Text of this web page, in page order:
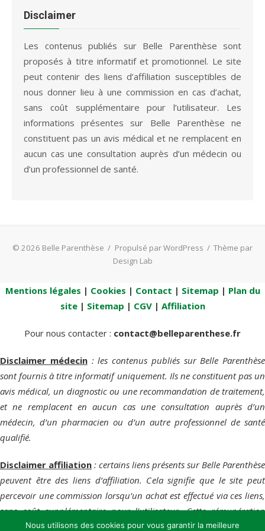
84,95 €.
Disclaimer
Les contenus publiés sur Belle Parenthèse sont
proposés à titre informatif et promotionnel. Le site
peut contenir des liens d’affiliation susceptibles de
nous donner lieu à une commission en cas d’achat,
sans coût supplémentaire pour l’utilisateur. Les
informations présentes sur Belle Parenthèse ne
constituent pas un avis médical et ne remplacent en
aucun cas une consultation auprès d’un médecin ou
d’un professionnel de santé.
© 2026 Belle Parenthèse / Propulsé par WordPress / Thème par
Design Lab
Mentions légales | Cookies | Contact | Sitemap | Plan du
site| Sitemap | CGV| Affiliation
Pour nous contacter : contact@belleparenthese.fr
Disclaimer médecin: les contenus publiés sur Belle Parenthèse
sont fournis à titre informatif uniquement. Ils ne constituent pas un
avis médical, un diagnostic ou une recommandation de traitement,
et ne remplacent en aucun cas une consultation auprès d’un
médecin, d’un pharmacien ou d’un autre professionnel de santé
qualifié.
Disclaimer affiliation : certains liens présents sur Belle Parenthèse
peuvent être des liens d’affiliation. Cela signifie que le site peut
percevoir une commission lorsqu’un achat est effectué via ces liens,
sans coût supplémentaire pour l’utilisateur. Cette rémunération
contribue au fonctionnement du site et au maintien de ses
Nous utilisons des cookies pour vous garantir la meilleure